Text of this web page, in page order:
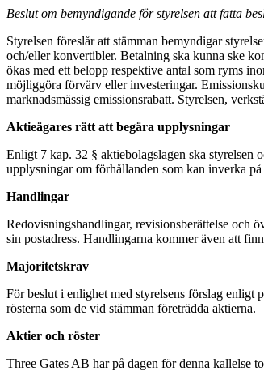
Beslut om bemyndigande för styrelsen att fatta
Styrelsen föreslår att stämman bemyndigar
och/eller konvertibler. Betalning ska kunna ske
ökas med ett belopp respektive antal som ryms
möjliggöra förvärv eller investeringar.
marknadsmässig emissionsrabatt. Styrelsen,
Aktieägares rätt att begära upplysningar
Enligt 7 kap. 32 § aktiebolagslagen ska styrelsen
upplysningar om förhållanden som kan inverka
Handlingar
Redovisningshandlingar, revisionsberättelse och
sin postadress. Handlingarna kommer även att
Majoritetskrav
För beslut i enlighet med styrelsens förslag enligt
rösterna som de vid stämman företrädda aktierna.
Aktier och röster
Three Gates AB har på dagen för denna kallelse